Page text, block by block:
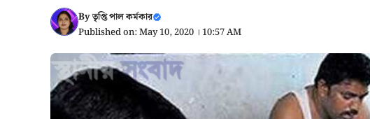
Byতৃপ্তি পাল কর্মকার
Published on: May 10, 2020 । 10:57 AM